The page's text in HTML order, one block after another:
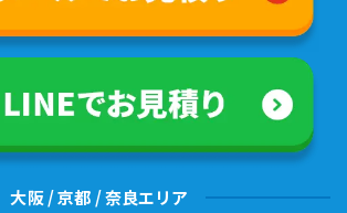
大阪 / 京都 / 奈良エリア